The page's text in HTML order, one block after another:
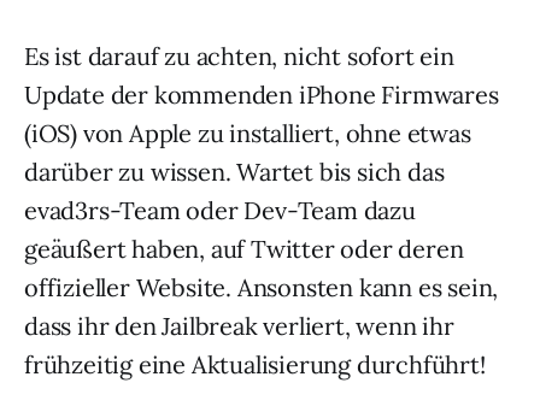
Es ist darauf zu achten, nicht sofort ein
Update der kommenden iPhone Firmwares
(iOS) von Apple zu installiert, ohne etwas
darüber zu wissen. Wartet bis sich das
evad3rs-Team oder Dev-Team dazu
geäußert haben, auf Twitter oder deren
offizieller Website. Ansonsten kann es sein,
dass ihr den Jailbreak verliert, wenn ihr
frühzeitig eine Aktualisierung durchführt!